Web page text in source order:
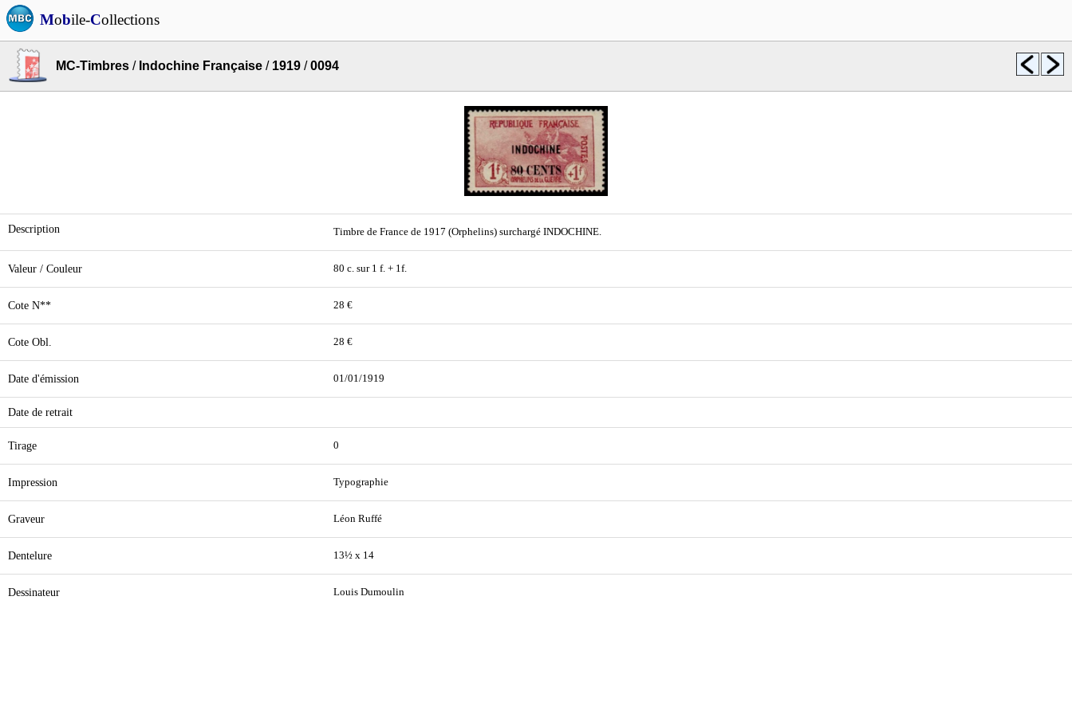
Mobile-Collections
MC-Timbres / Indochine Française / 1919 /0094
Description Timbre de France de 1917 (Orphelins) surchargé INDOCHINE.
Valeur / Couleur 80 c. sur 1 f. + 1f.
Cote N** 28 €
Cote Obl. 28 €
Date d'émission 01/01/1919
Date de retrait
Tirage 0
Impression Typographie
Graveur Léon Ruffé
Dentelure 13½ x 14
Dessinateur Louis Dumoulin